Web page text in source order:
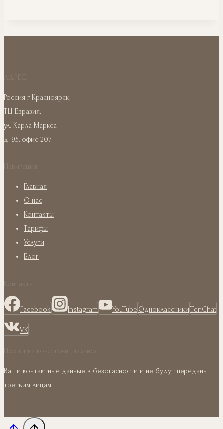
АДРЕС
Россия г.Красноярск,
ТЦ Евразия,
ул. Карла Маркса
д. 95, офис 207
Навигация
Главная
О нас
Контакты
Тарифы
Услуги
Блог
Контакты
Facebook Instagram YouTube ОдноклассникиTenChat
VK
Политика конфиденциальност
Ваши контактные данные в безопасности и не будут переданы
третьим лицам